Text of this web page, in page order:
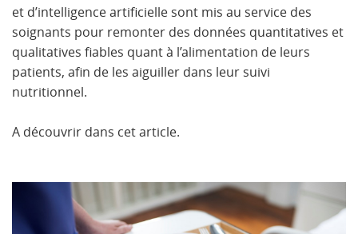
et d’intelligence artificielle sont mis au service des
soignants pour remonter des données quantitatives et
qualitatives fiables quant à l’alimentation de leurs
patients, afin de les aiguiller dans leur suivi
nutritionnel.
A découvrir dans cet article.